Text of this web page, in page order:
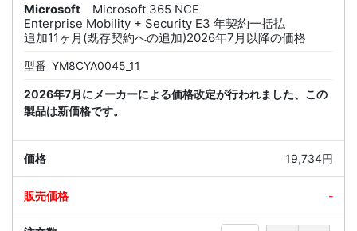
Microsoft
Microsoft 365 NCE
Enterprise Mobility + Security E3 年契約一括払
追加11ヶ月(既存契約への追加)2026年7月以降の価格
型番 YM8CYA0045_11
2026年7月にメーカーによる価格改定が行われました、この
製品は新価格です。
19,734円
-